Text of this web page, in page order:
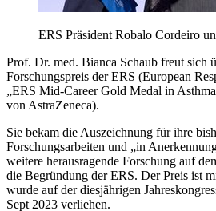
ERS Präsident Robalo Cordeiro
Prof. Dr. med. Bianca Schaub freut sich
Forschungspreis der ERS (European
„ERS Mid-Career Gold Medal in
von AstraZeneca).
Sie bekam die Auszeichnung für ihre
Forschungsarbeiten und „in
weitere herausragende Forschung auf
die Begründung der ERS. Der Preis ist
wurde auf der diesjährigen
Sept 2023 verliehen.